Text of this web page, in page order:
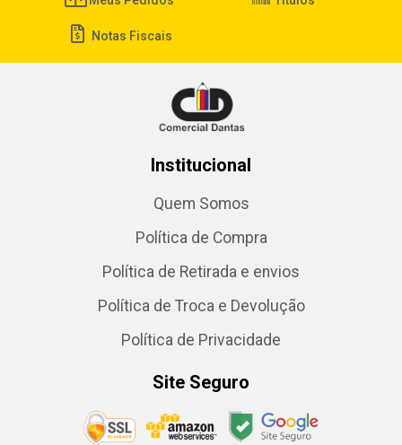
Notas Fiscais
Institucional
Quem Somos
Política de Compra
Política de Retirada e envios
Política de Troca e Devolução
Política de Privacidade
Site Seguro